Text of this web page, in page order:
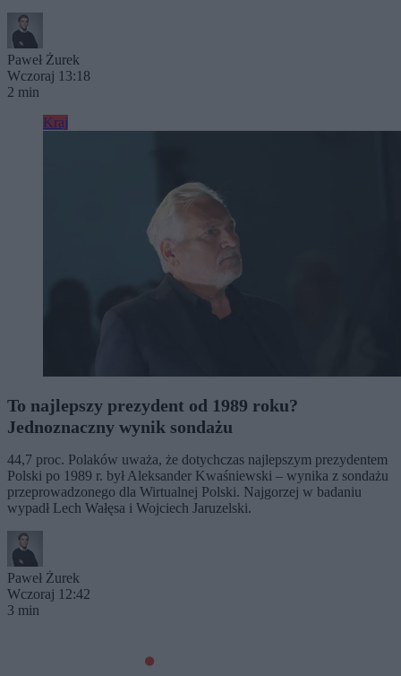
Paweł Żurek
Wczoraj 13:18
2 min
Kraj
To najlepszy prezydent od 1989 roku?
Jednoznaczny wynik sondażu
44,7 proc. Polaków uważa, że dotychczas najlepszym prezydentem
Polski po 1989 r. był Aleksander Kwaśniewski – wynika z sondażu
przeprowadzonego dla Wirtualnej Polski. Najgorzej w badaniu
wypadł Lech Wałęsa i Wojciech Jaruzelski.
Paweł Żurek
Wczoraj 12:42
3 min